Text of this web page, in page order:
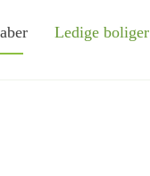
Ledige boliger